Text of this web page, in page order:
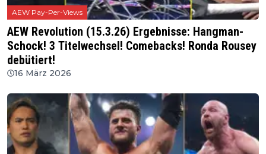
AEW Pay-Per-Views
AEW Revolution (15.3.26) Ergebnisse: Hangman-
Schock! 3 Titelwechsel! Comebacks! Ronda Rousey
debütiert!
16 März 2026